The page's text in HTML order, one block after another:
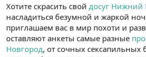
Хотите скрасить свой досуг Нижний
насладиться безумной и жаркой
приглашаем вас в мир похоти и
оставляют анкеты самые разные
Новгород, от сочных сексапильных